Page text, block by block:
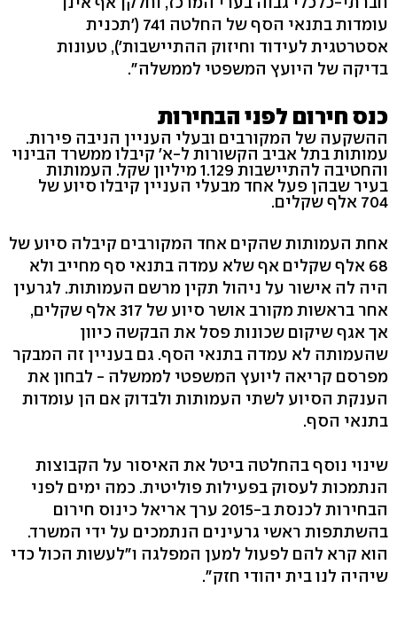
עומדות בתנאי הסף של החלטה 741 ('תכנית
אסטרטגית לעידוד וחיזוק ההתיישבות'), טעונות
בדיקה של היועץ המשפטי לממשלה".
כנס חירום לפני הבחירות
ההשקעה של המקורבים ובעלי העניין הניבה פירות.
עמותות בתל אביב הקשורות ל-א' קיבלו ממשרד הבינוי
והחטיבה להתיישבות 1.129 מיליון שקל. העמותות
בעיר שבהן פעל אחד מבעלי העניין קיבלו סיוע של
704 אלף שקלים.
אחת העמותות שהקים אחד המקורבים קיבלה סיוע של
68 אלף שקלים אף שלא עמדה בתנאי סף מחייב ולא
היה לה אישור על ניהול תקין מרשם העמותות. לגרעין
אחר בראשות מקורב אושר סיוע של 317 אלף שקלים,
אך אגף שיקום שכונות פסל את הבקשה כיוון
שהעמותה לא עמדה בתנאי הסף. גם בעניין זה המבקר
מפרסם קריאה ליועץ המשפטי לממשלה - לבחון את
הענקת הסיוע לשתי העמותות ולבדוק אם הן עומדות
בתנאי הסף.
שינוי נוסף בהחלטה ביטל את האיסור על הקבוצות
הנתמכות לעסוק בפעילות פוליטית. כמה ימים לפני
הבחירות לכנסת ב-2015 ערך אריאל כינוס חירום
בהשתתפות ראשי גרעינים הנתמכים על ידי המשרד.
הוא קרא להם לפעול למען המפלגה ו"לעשות הכול כדי
שיהיה לנו בית יהודי חזק".